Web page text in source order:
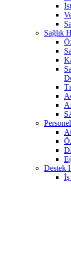
Sağlık
Destek
İş